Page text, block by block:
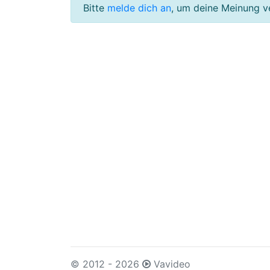
Bitte melde dich an, um deine Meinung
© 2012 - 2026 Vavideo